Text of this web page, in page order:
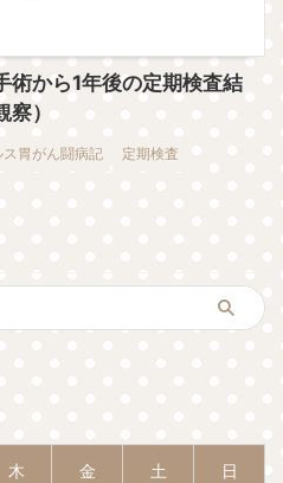
術から1年後の定期検査結
）
ス胃がん闘病記 定期検査
木 金 土 日